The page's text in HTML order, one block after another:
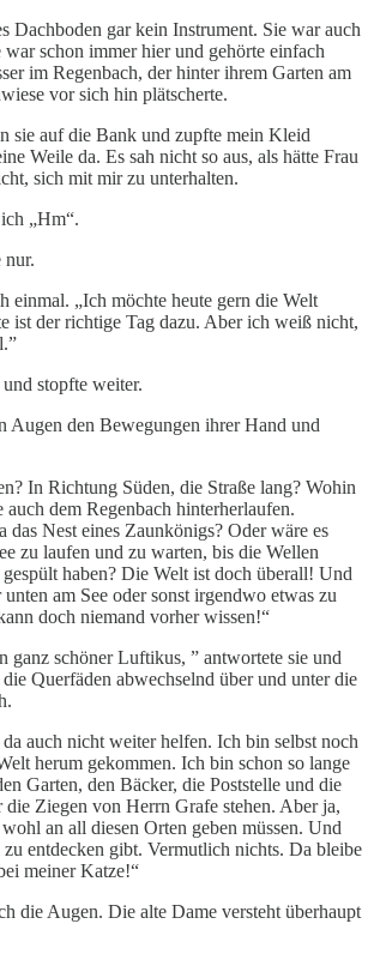
Dachboden gar kein Instrument. Sie war auch
schon immer hier und gehörte einfach
im Regenbach, der hinter ihrem Garten am
vor sich hin plätscherte.
sie auf die Bank und zupfte mein Kleid
Weile da. Es sah nicht so aus, als hätte Frau
sich mit mir zu unterhalten.
„Hm“.
nur.
einmal. „Ich möchte heute gern die Welt
ist der richtige Tag dazu. Aber ich weiß nicht,
stopfte weiter.
Augen den Bewegungen ihrer Hand und
In Richtung Süden, die Straße lang? Wohin
dem Regenbach hinterherlaufen.
Nest eines Zaunkönigs? Oder wäre es
zu laufen und zu warten, bis die Wellen
gespült haben? Die Welt ist doch überall! Und
am See oder sonst irgendwo etwas zu
doch niemand vorher wissen!“
ganz schöner Luftikus, ” antwortete sie und
Querfäden abwechselnd über und unter die
auch nicht weiter helfen. Ich bin selbst noch
herum gekommen. Ich bin schon so lange
Garten, den Bäcker, die Poststelle und die
die Ziegen von Herrn Grafe stehen. Aber ja,
an all diesen Orten geben müssen. Und
entdecken gibt. Vermutlich nichts. Da bleibe
meiner Katze!“
die Augen. Die alte Dame versteht überhaupt